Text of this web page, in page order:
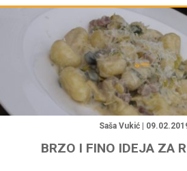
"
Saša Vukić |
BRZO I FINO IDEJA ZA